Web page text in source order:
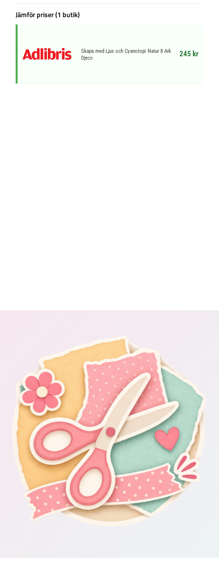
Jämför priser (1 butik)
Skapa med Ljus och Cyanotopi Natur 8 Ark
Djeco
245 kr